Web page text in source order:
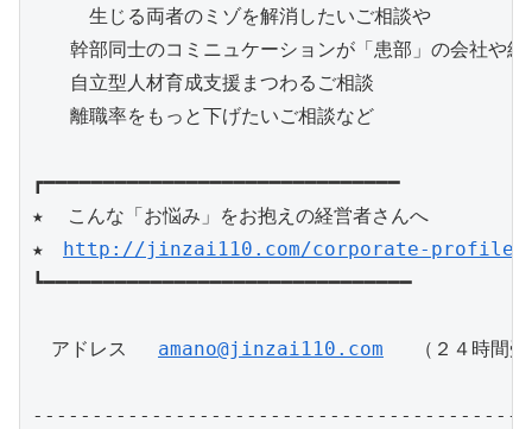
生じる両者のミゾを解消したいご相談や
幹部同士のコミニュケーションが「患部」の会社や組
自立型人材育成支援まつわるご相談
離職率をもっと下げたいご相談など
┏━━━━━━━━━━━━━━━━━━━━━━━━━━━━━━
★  こんな「お悩み」をお抱えの経営者さんへ
★
http://jinzai110.com/corporate-profile
┗━━━━━━━━━━━━━━━━━━━━━━━━━━━━━━━
アドレス amano@jinzai110.com （２４時間受